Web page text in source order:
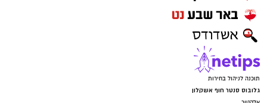
תוכנה לניהול בחירות
גלובוס סנטר חוף אשקלון